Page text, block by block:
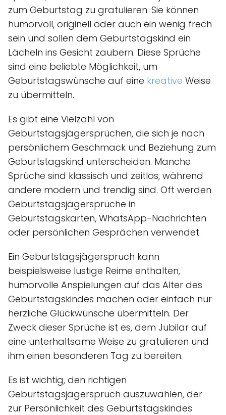
zum Geburtstag zu gratulieren. Sie können
humorvoll, originell oder auch ein wenig frech
sein und sollen dem Geburtstagskind ein
Lächeln ins Gesicht zaubern. Diese Sprüche
sind eine beliebte Möglichkeit, um
Geburtstagswünsche auf eine kreative Weise
zu übermitteln.
Es gibt eine Vielzahl von
Geburtstagsjägersprüchen, die sich je nach
persönlichem Geschmack und Beziehung zum
Geburtstagskind unterscheiden. Manche
Sprüche sind klassisch und zeitlos, während
andere modern und trendig sind. Oft werden
Geburtstagsjägersprüche in
Geburtstagskarten, WhatsApp-Nachrichten
oder persönlichen Gesprächen verwendet.
Ein Geburtstagsjägerspruch kann
beispielsweise lustige Reime enthalten,
humorvolle Anspielungen auf das Alter des
Geburtstagskindes machen oder einfach nur
herzliche Glückwünsche übermitteln. Der
Zweck dieser Sprüche ist es, dem Jubilar auf
eine unterhaltsame Weise zu gratulieren und
ihm einen besonderen Tag zu bereiten.
Es ist wichtig, den richtigen
Geburtstagsjägerspruch auszuwählen, der
zur Persönlichkeit des Geburtstagskindes